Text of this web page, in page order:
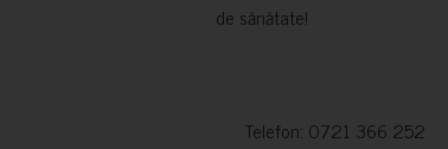
de sănătate!
Telefon: 0721 366